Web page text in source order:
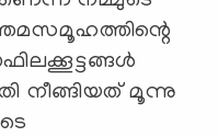
നീങ്ങിയത് മൂന്നു